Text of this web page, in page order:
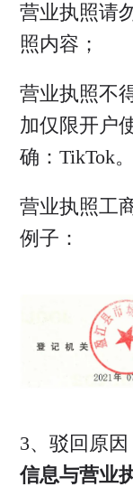
营业执照请
照内容；
营业执照不
加仅限开户
确：TikTok。
营业执照工
例子：
3、驳回原因
信息与营业